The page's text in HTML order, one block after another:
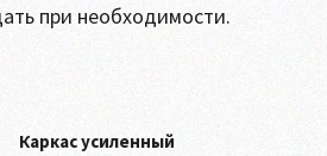
при необходимости.
Каркас усиленный